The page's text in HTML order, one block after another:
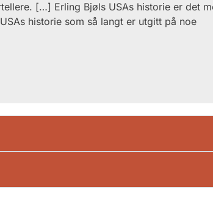
[…] Erling Bjøls USAs historie er det
historie som så langt er utgitt på noe